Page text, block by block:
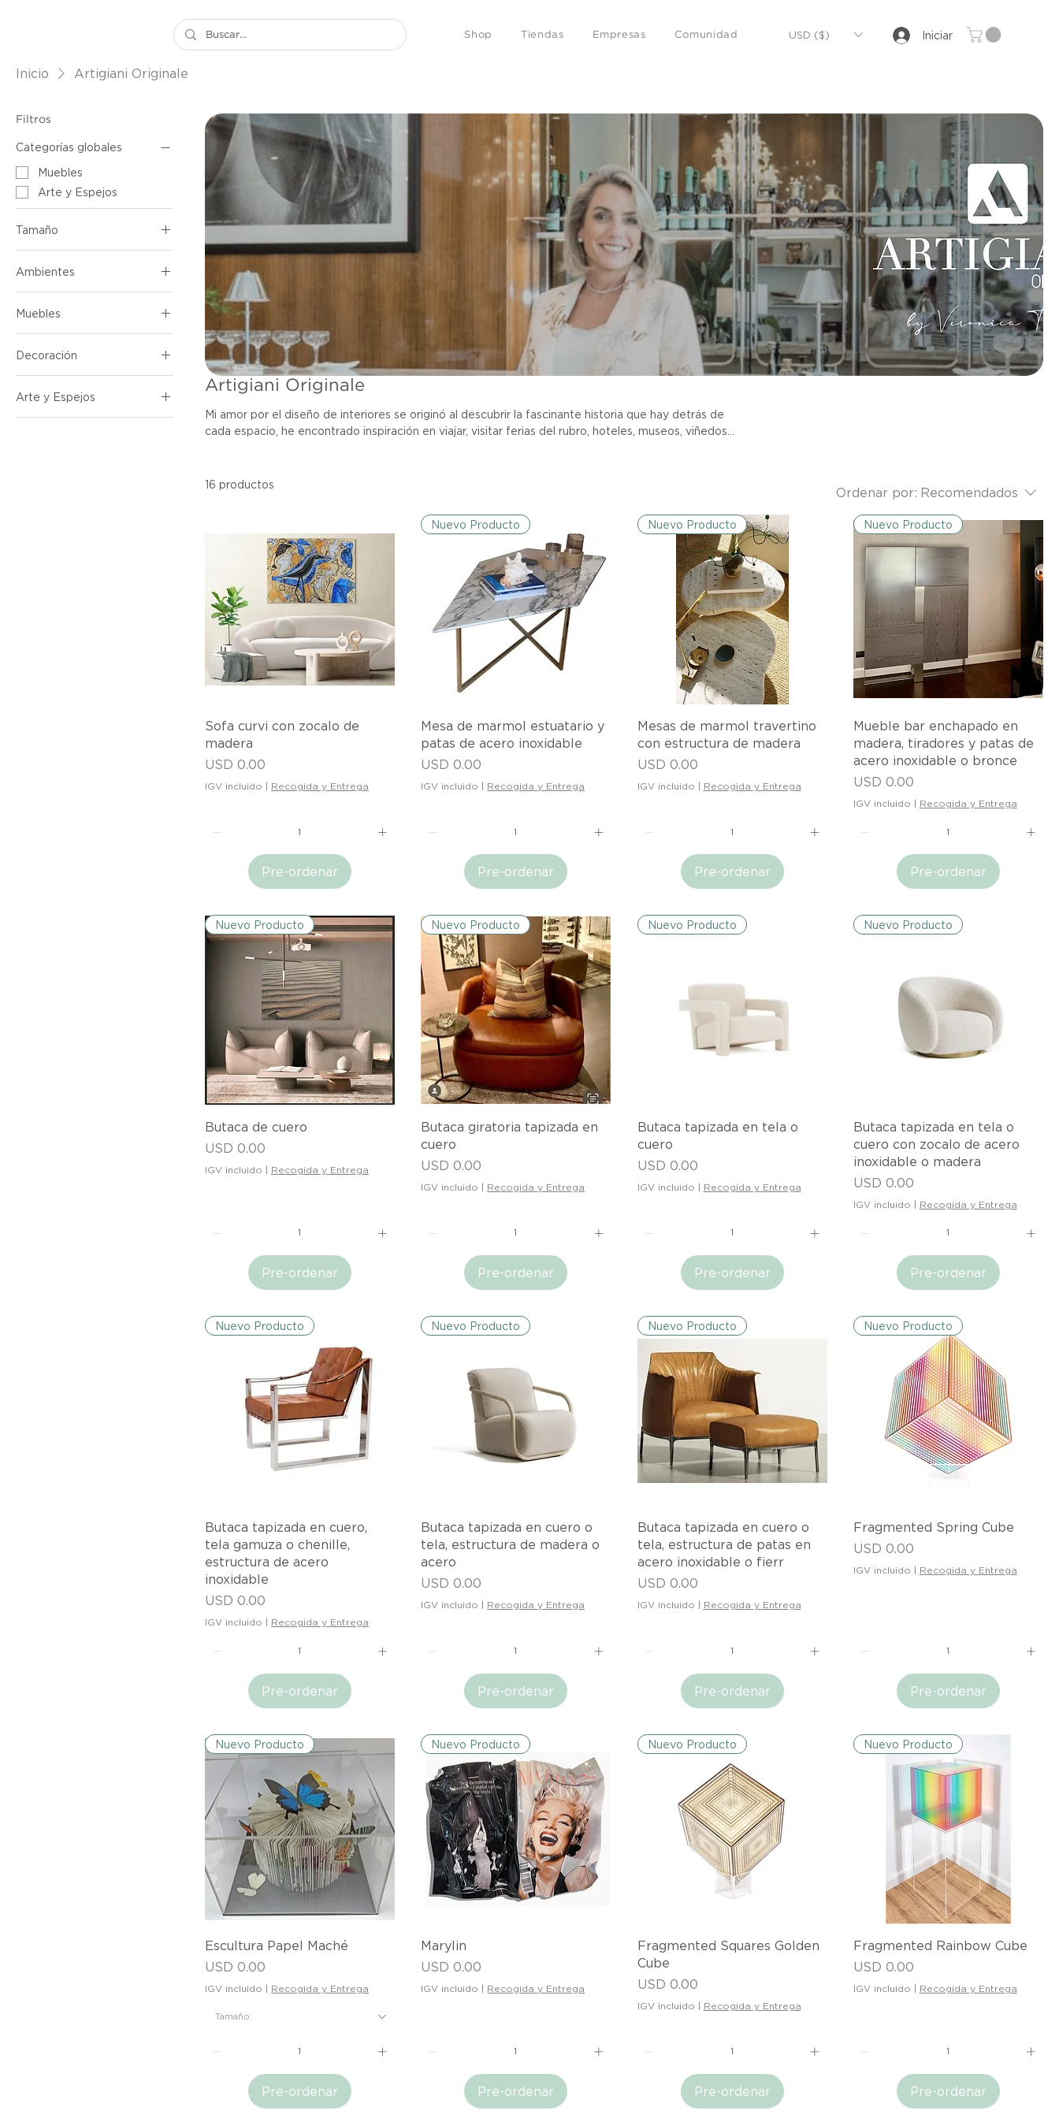
Shop Tiendas Empresas Comunidad USD ($) Iniciar
Inicio Artigiani Originale
Filtros
Categorías globales
Muebles
Arte y Espejos
Tamaño
18 cm x 18 cm x 18 cm
Ambientes
Comedor
Cocina
Muebles
Mesas de Centro
Sillas
Sillas Butaca
Sofás
Decoración
Arte y Espejos
Artigiani Originale
Mi amor por el diseño de interiores se originó al descubrir la fascinante historia que hay detrás de
cada espacio, he encontrado inspiración en viajar, visitar ferias del rubro, hoteles, museos, viñedos
muebles como la decoración si fuese requerida. - Vernonica Tuss, Diseñadora de Interiores y
16 productos
Ordenar por: Recomendados
Vista rápida
Sofa curvi con zocalo de
madera
Precio
USD 0.00
IGV incluido | Recogida y Entrega
Pre-ordenar
Vista rápida
Nuevo Producto
Mesa de marmol estuatario y
patas de acero inoxidable
Precio
USD 0.00
IGV incluido | Recogida y Entrega
Pre-ordenar
Vista rápida
Nuevo Producto
Mesas de marmol travertino
con estructura de madera
Precio
USD 0.00
IGV incluido | Recogida y Entrega
Pre-ordenar
Vista rápida
Nuevo Producto
Mueble bar enchapado en
madera, tiradores y patas de
acero inoxidable o bronce
Precio
USD 0.00
IGV incluido | Recogida y Entrega
Pre-ordenar
Vista rápida
Nuevo Producto
Butaca de cuero
Precio
USD 0.00
IGV incluido | Recogida y Entrega
Pre-ordenar
Vista rápida
Nuevo Producto
Butaca giratoria tapizada en
cuero
Precio
USD 0.00
IGV incluido | Recogida y Entrega
Pre-ordenar
Vista rápida
Nuevo Producto
Butaca tapizada en tela o
cuero
Precio
USD 0.00
IGV incluido | Recogida y Entrega
Pre-ordenar
Vista rápida
Nuevo Producto
Butaca tapizada en tela o
cuero con zocalo de acero
inoxidable o madera
Precio
USD 0.00
IGV incluido | Recogida y Entrega
Pre-ordenar
Vista rápida
Nuevo Producto
Butaca tapizada en cuero,
tela gamuza o chenille,
estructura de acero
inoxidable
Precio
USD 0.00
IGV incluido Recogida y Entrega
Pre-ordenar
Vista rápida
Nuevo Producto
Butaca tapizada en cuero o
tela, estructura de madera o
acero
Precio
USD 0.00
IGV incluido Recogida y Entrega
Pre-ordenar
Vista rápida
Nuevo Producto
Butaca tapizada en cuero o
tela, estructura de patas en
acero inoxidable o fierr
Precio
USD 0.00
IGV incluido Recogida y Entrega
Pre-ordenar
Vista rápida
Nuevo Producto
Fragmented Spring Cube
Precio
USD 0.00
IGV incluido Recogida y Entrega
Pre-ordenar
Vista rápida
Nuevo Producto
Escultura Papel Maché
Precio
USD 0.00
IGV incluido Recogida y Entrega
Tamaño
Pre-ordenar
Nuevo Producto
Marylin
Precio
USD 0.00
IGV incluido Recogida y Entrega
Pre-ordenar
Vista rápida
Nuevo Producto
Fragmented Squares Golden
Cube
Precio
USD 0.00
IGV incluido Recogida y Entrega
Pre-ordenar
Vista rápida
Nuevo Producto
Fragmented Rainbow Cube
Precio
USD 0.00
IGV incluido Recogida y Entrega
Pre-ordenar